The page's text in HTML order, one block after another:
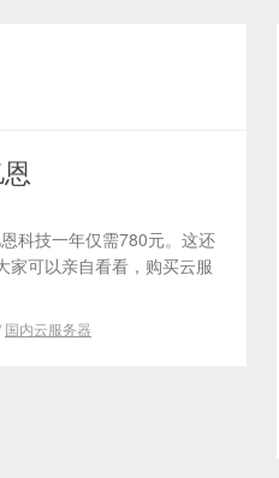
科技一年仅需780元。这还
家可以亲自看看，购买云服
国内云服务器